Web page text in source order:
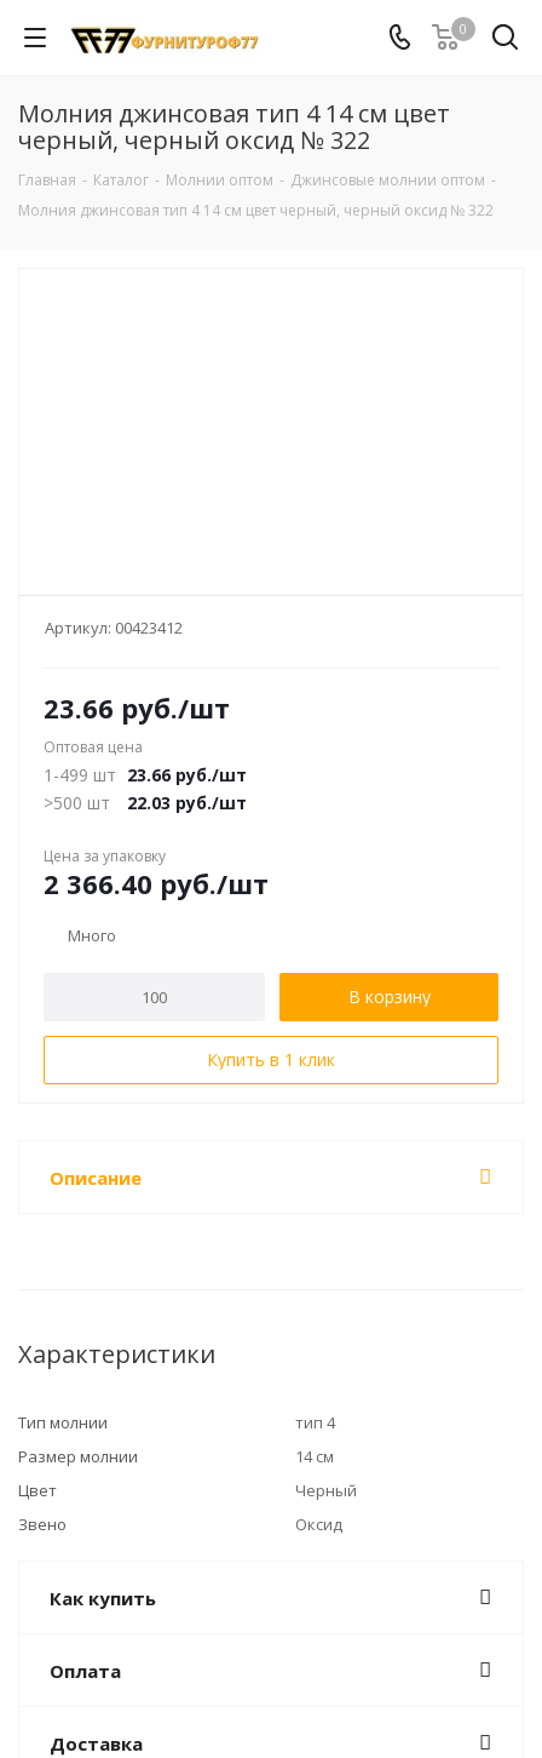
0
Молния джинсовая тип 4 14 см цвет
черный, черный оксид № 322
Главная - Каталог - Молнии оптом - Джинсовые молнии оптом -
Молния джинсовая тип 4 14 см цвет черный, черный оксид № 322
Артикул: 00423412
23.66 руб./шт
Оптовая цена
1-499 шт 23.66 руб./шт
>500 шт
22.03 руб./шт
Цена за упаковку
2 366.40 руб./шт
Много
В корзину
Купить в 1 клик
Описание
Характеристики
Тип молнии
тип 4
Размер молнии
14 см
Цвет
Черный
Звено
Оксид
Как купить
Оплата
Доставка